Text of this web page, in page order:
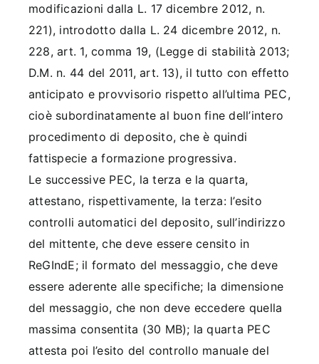
modificazioni dalla L. 17 dicembre 2012, n.
221), introdotto dalla L. 24 dicembre 2012, n.
228, art. 1, comma 19, (Legge di stabilità 2013;
D.M. n. 44 del 2011, art. 13), il tutto con effetto
anticipato e provvisorio rispetto all’ultima PEC,
cioè subordinatamente al buon fine dell’intero
procedimento di deposito, che è quindi
fattispecie a formazione progressiva.
Le successive PEC, la terza e la quarta,
attestano, rispettivamente, la terza: l’esito
controlli automatici del deposito, sull’indirizzo
del mittente, che deve essere censito in
ReGIndE; il formato del messaggio, che deve
essere aderente alle specifiche; la dimensione
del messaggio, che non deve eccedere quella
massima consentita (30 MB); la quarta PEC
attesta poi l’esito del controllo manuale del